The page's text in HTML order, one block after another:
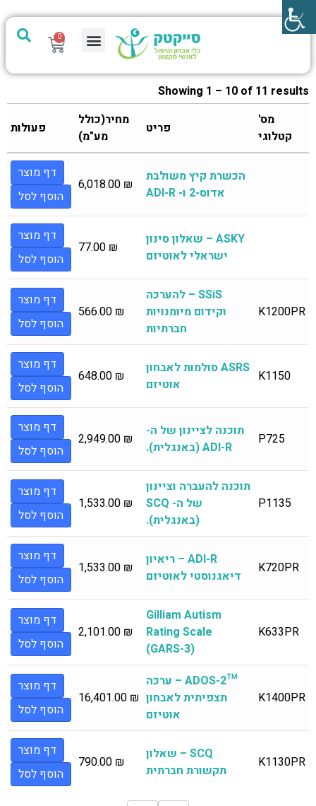
0
Showing 1 – 10 of 11 results
מס'
קטלוגי
פריט
מחיר(כולל
מע"מ)
פעולות
הכשרת קיץ משולבת
אדוס-2 ו- ADI-R
6,018.00 ₪
דף מוצר
הוסף לסל
ASKY – שאלון סינון
ישראלי לאוטיזם
77.00 ₪
דף מוצר
הוסף לסל
K1200PR
SSiS – להערכה
וקידום מיומנויות
חברתיות
566.00 ₪
דף מוצר
הוסף לסל
K1150
ASRS סולמות לאבחון
אוטיזם
648.00 ₪
דף מוצר
הוסף לסל
P725
תוכנה לציינון של ה-
ADI-R (באנגלית).
2,949.00 ₪
דף מוצר
הוסף לסל
P1135
תוכנה להעברה וציינון
של ה- SCQ
(באנגלית).
1,533.00 ₪
דף מוצר
הוסף לסל
K720PR
ADI-R – ריאיון
דיאגנוסטי לאוטיזם
1,533.00 ₪
דף מוצר
הוסף לסל
K633PR
Gilliam Autism
Rating Scale
(GARS-3)
2,101.00 ₪
דף מוצר
הוסף לסל
K1400PR
™ADOS-2 – ערכה
תצפיתית לאבחון
אוטיזם
16,401.00 ₪
דף מוצר
הוסף לסל
K1130PR
SCQ – שאלון
תקשורת חברתית
790.00 ₪
דף מוצר
הוסף לסל